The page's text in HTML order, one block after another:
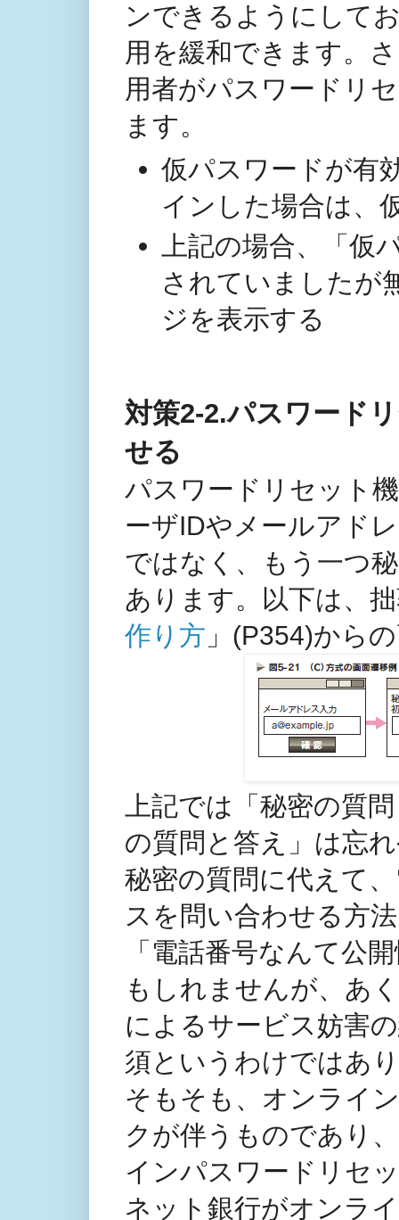
ンできるようにして
用を緩和できます。
用者がパスワードリ
ます。
仮パスワードが有
インした場合は、
上記の場合、「仮
されていましたが
ジを表示する
対策2-2.パスワード
せる
パスワードリセット
ーザIDやメールアド
ではなく、もう一つ
あります。以下は、
作り方 」(P354)から
上記では「秘密の質
の質問と答え」は忘
秘密の質問に代えて
スを問い合わせる方
「電話番号なんて公
もしれませんが、あ
によるサービス妨害
須というわけではあ
そもそも、オンライ
クが伴うものであり
インパスワードリセ
ネット銀行がオンラ